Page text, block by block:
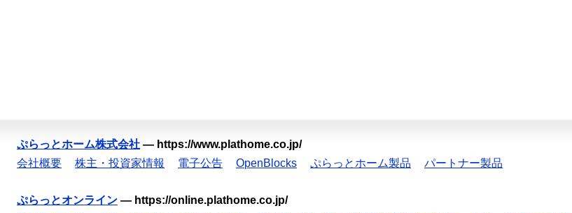
ぷらっとホーム株式会社 — https://www.plathome.co.jp/
会社概要
株主・投資家情報 電子公告 OpenBlocks ぷらっとホーム製品 パートナー製品
ぷらっとオンライン — https://online.plathome.co.jp/